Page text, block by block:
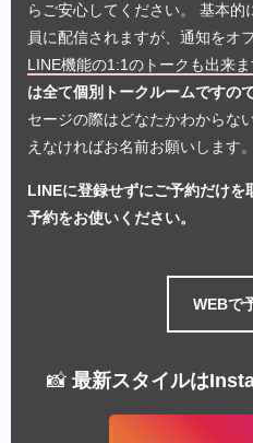
らご安心してください。 基本的
員に配信されますが、通知をオ
LINE機能の1:1のトークも出来ま
は全て個別トークルームですの
セージの際はどなたかわからな
えなければお名前お願いします。
LINEに登録せずにご予約だけを
予約をお使いください。
WEBで
📸 最新スタイルは